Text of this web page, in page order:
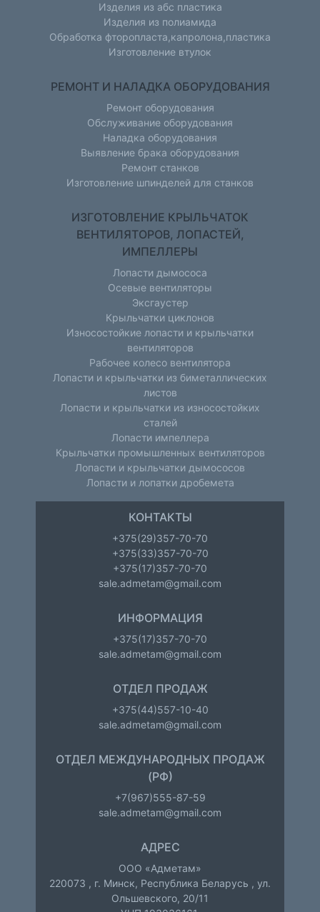
Изделия из абс пластика
Изделия из полиамида
Обработка фторопласта,капролона,пластика
Изготовление втулок
РЕМОНТ И НАЛАДКА ОБОРУДОВАНИЯ
Ремонт оборудования
Обслуживание оборудования
Наладка оборудования
Выявление брака оборудования
Ремонт станков
Изготовление шпинделей для станков
ИЗГОТОВЛЕНИЕ КРЫЛЬЧАТОК
ВЕНТИЛЯТОРОВ, ЛОПАСТЕЙ,
ИМПЕЛЛЕРЫ
Лопасти дымососа
Осевые вентиляторы
Эксгаустер
Крыльчатки циклонов
Износостойкие лопасти и крыльчатки
вентиляторов
Рабочее колесо вентилятора
Лопасти и крыльчатки из биметаллических
листов
Лопасти и крыльчатки из износостойких
сталей
Лопасти импеллера
Крыльчатки промышленных вентиляторов
Лопасти и крыльчатки дымососов
Лопасти и лопатки дробемета
КОНТАКТЫ
+375(29)357-70-70
+375(33)357-70-70
+375(17)357-70-70
sale.admetam@gmail.com
ИНФОРМАЦИЯ
+375(17)357-70-70
sale.admetam@gmail.com
ОТДЕЛ ПРОДАЖ
+375(44)557-10-40
sale.admetam@gmail.com
ОТДЕЛ МЕЖДУНАРОДНЫХ ПРОДАЖ
(РФ)
+7(967)555-87-59
sale.admetam@gmail.com
АДРЕС
ООО «Адметам»
220073 , г. Минск, Республика Беларусь , ул.
Ольшевского, 20/11